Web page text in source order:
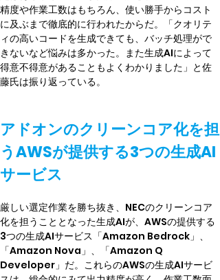
精度や作業工数はもちろん、使い勝手からコスト
に及ぶまで徹底的に行われたからだ。「クオリテ
ィの高いコードを生成できても、バッチ処理がで
きないなど悩みは多かった。また生成AIによって
得意不得意があることもよくわかりました」と佐
藤氏は振り返っている。
アドオンのクリーンコア化を担
うAWSが提供する3つの生成AI
サービス
厳しい選定作業を勝ち抜き、NECのクリーンコア
化を担うこととなった生成AIが、AWSの提供する
3つの生成AIサービス「Amazon Bedrock」、
「Amazon Nova」、「Amazon Q
Developer」だ。これらのAWSの生成AIサービ